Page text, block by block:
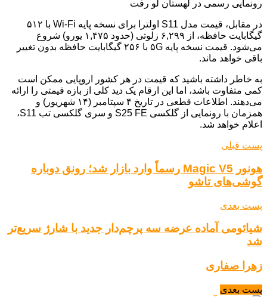
در مقابل، قیمت مدل S11 اولترا برای نسخه پایه Wi-Fi با ۵۱۲
گیگابایت حافظه، از ۶,۲۹۹ زلوتی (حدود ۱,۴۷۵ یورو) شروع
می‌شود. قیمت نسخه پایه ۵G با ۲۵۶ گیگابایت حافظه بدون تغییر
باقی خواهد ماند.
به خاطر داشته باشید که قیمت در هر کشور اروپایی ممکن است
کمی متفاوت باشد، اما این ارقام یک دید کلی از بازه قیمتی را ارائه
می‌دهند. اطلاعات قطعی در تاریخ ۴ سپتامبر (۱۴ شهریور) و
همزمان با رونمایی از گلکسی S25 FE و سری گلکسی تب S11،
اعلام خواهد شد.
پست قبلی
هونور Magic V5 رسماً وارد بازار شد؛ رونق دوباره
گوشی‌های تاشو
پست بعدی
شیائومی آماده عرضه سه پرچم‌دار جدید با شارژ سریع‌تر
شد
زهرا صفاری
پست بعدی